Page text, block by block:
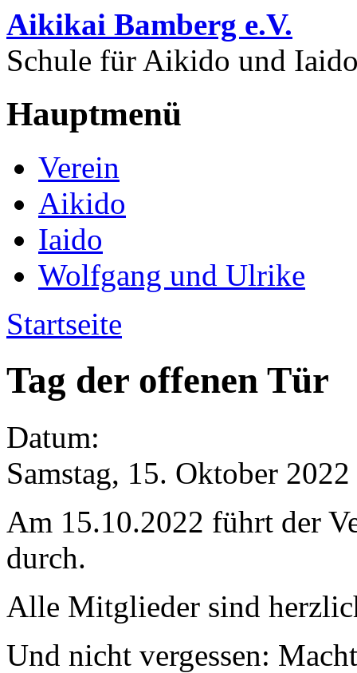
Direkt zum Inhalt
Aikikai Bamberg e.V.
Schule für Aikido und
Hauptmenü
Verein
Aikido
Iaido
Wolfgang und Ulrike
Sie sind hier
Startseite
Tag der offenen Tür
Datum:
Samstag, 15. Oktober
Am 15.10.2022 führt der
durch.
Alle Mitglieder sind
Und nicht vergessen: